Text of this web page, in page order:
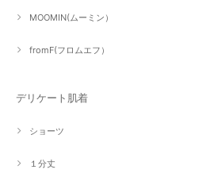
MOOMIN(ムーミン）
fromF(フロムエフ）
デリケート肌着
ショーツ
１分丈